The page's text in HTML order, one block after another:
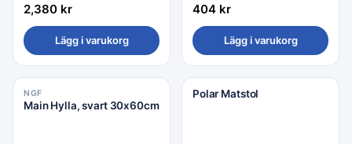
2,380 kr
Lägg i varukorg
404 kr
Lägg i varukorg
Rea −20%
NGF
Main Hylla, svart 30x60cm
Polar Matstol